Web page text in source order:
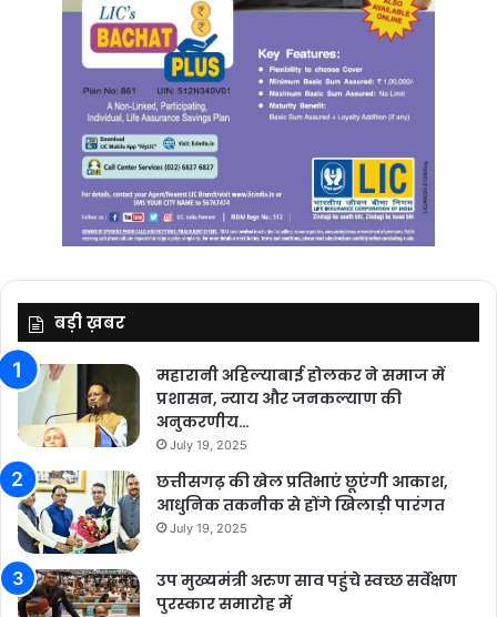
बड़ी ख़बर
महारानी अहिल्याबाई होलकर ने समाज में
प्रशासन, न्याय और जनकल्याण की
अनुकरणीय…
July 19, 2025
छत्तीसगढ़ की खेल प्रतिभाएं छूएंगी आकाश,
आधुनिक तकनीक से होंगे खिलाड़ी पारंगत
July 19, 2025
उप मुख्यमंत्री अरुण साव पहुंचे स्वच्छ सर्वेक्षण
पुरस्कार समारोह में